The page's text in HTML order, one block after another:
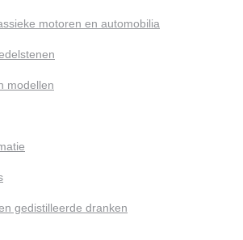
motoren en automobilia
modellen
gedistilleerde dranken